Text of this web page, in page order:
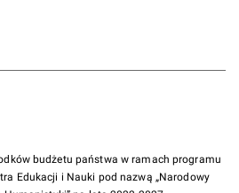
budżetu państwa w ramach programu
Edukacji i Nauki pod nazwą „Narodowy